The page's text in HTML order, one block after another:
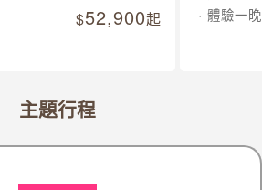
52,900起
體驗一
主題行程